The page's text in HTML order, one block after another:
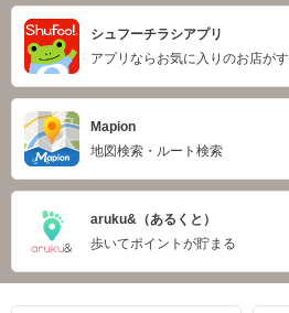
シュフーチラシアプリ
アプリならお気に入りのお店が
Mapion
地図検索・ルート検索
aruku&（あるくと）
歩いてポイントが貯まる